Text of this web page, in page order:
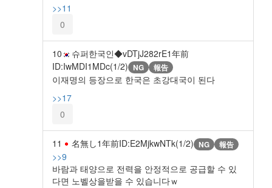
>>11
0
10 슈퍼한국인◆vDTjJ282rE1年前
ID:IwMDI1MDc(1/2) NG 報告
이재명의 등장으로 한국은 초강대국이 된다
>>17
0
11 名無し1年前ID:E2MjkwNTk(1/2) NG 報告
>>9
바람과 태양으로 전력을 안정적으로 공급할 수 있
다면 노벨상을받을 수 있습니다ｗ